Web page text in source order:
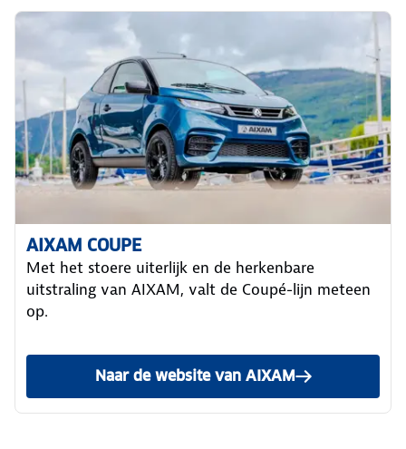
AIXAM COUPE
Met het stoere uiterlijk en de herkenbare
uitstraling van AIXAM, valt de Coupé-lijn meteen
op.
Naar de website van AIXAM